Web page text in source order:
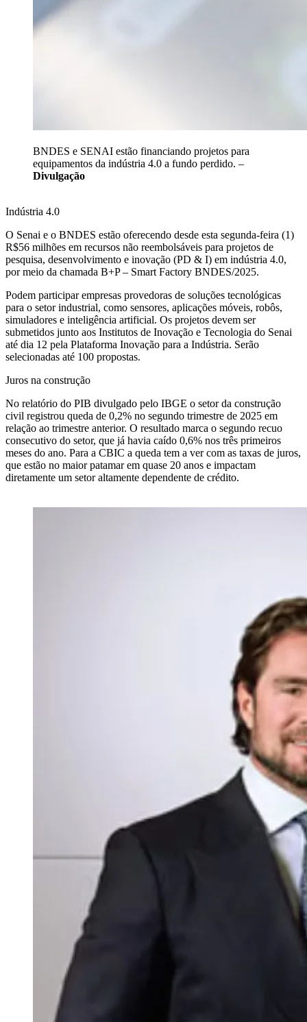
BNDES e SENAI estão financiando projetos para
equipamentos da indústria 4.0 a fundo perdido. –
Divulgação
Indústria 4.0
O Senai e o BNDES estão oferecendo desde esta segunda-feira (1)
R$56 milhões em recursos não reembolsáveis para projetos de
pesquisa, desenvolvimento e inovação (PD & I) em indústria 4.0,
por meio da chamada B+P – Smart Factory BNDES/2025.
Podem participar empresas provedoras de soluções tecnológicas
para o setor industrial, como sensores, aplicações móveis, robôs,
simuladores e inteligência artificial. Os projetos devem ser
submetidos junto aos Institutos de Inovação e Tecnologia do Senai
até dia 12 pela Plataforma Inovação para a Indústria. Serão
selecionadas até 100 propostas.
Juros na construção
No relatório do PIB divulgado pelo IBGE o setor da construção
civil registrou queda de 0,2% no segundo trimestre de 2025 em
relação ao trimestre anterior. O resultado marca o segundo recuo
consecutivo do setor, que já havia caído 0,6% nos três primeiros
meses do ano. Para a CBIC a queda tem a ver com as taxas de juros,
que estão no maior patamar em quase 20 anos e impactam
diretamente um setor altamente dependente de crédito.